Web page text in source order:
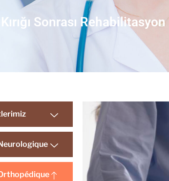
Sonrası Rehabilitasyon